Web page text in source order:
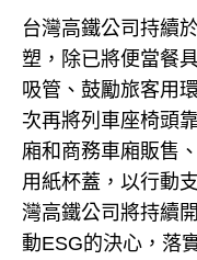
台灣高鐵公司持續
塑，除已將便當餐
吸管、鼓勵旅客用
次再將列車座椅頭
廂和商務車廂販售
用紙杯蓋，以行動
灣高鐵公司將持續
動ESG的決心，落